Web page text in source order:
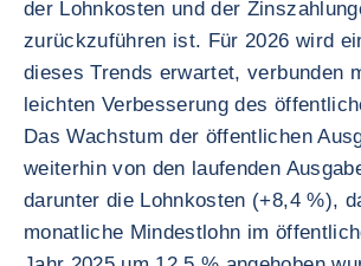
der Lohnkosten und der
zurückzuführen ist. Für 2026 wird
dieses Trends erwartet, verbunden
leichten Verbesserung des
Das Wachstum der öffentlichen
weiterhin von den laufenden
darunter die Lohnkosten (+8,4 %),
monatliche Mindestlohn im